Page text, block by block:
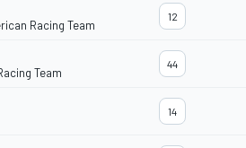
Racing Team
12
Team
44
14